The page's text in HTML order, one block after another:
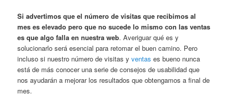
Si advertimos que el número de visitas que recibimos al
mes es elevado pero que no sucede lo mismo con las ventas
es que algo falla en nuestra web. Averiguar qué es y
solucionarlo será esencial para retomar el buen camino. Pero
incluso si nuestro número de visitas yventas es bueno nunca
está de más conocer una serie de consejos de usabilidad que
nos ayudarán a mejorar los resultados que obtengamos a final de
mes.